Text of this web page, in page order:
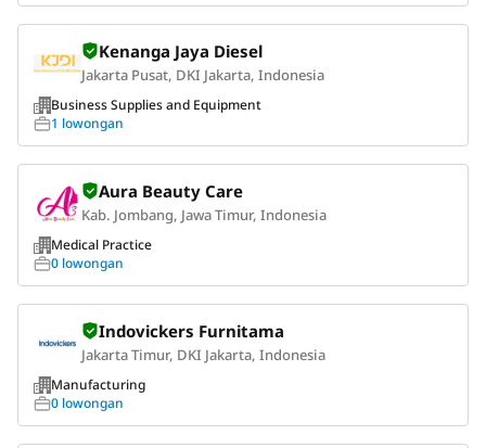
Kenanga Jaya Diesel
Jakarta Pusat, DKI Jakarta, Indonesia
Business Supplies and Equipment
1 lowongan
Aura Beauty Care
Kab. Jombang, Jawa Timur, Indonesia
Medical Practice
0 lowongan
Indovickers Furnitama
Jakarta Timur, DKI Jakarta, Indonesia
Manufacturing
0 lowongan